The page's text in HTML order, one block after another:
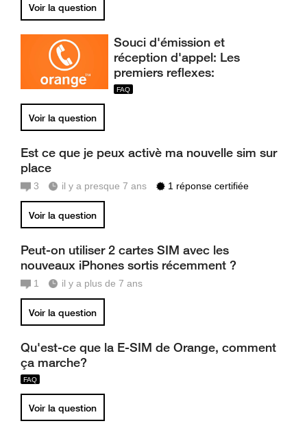
Voir la question
Souci d'émission et
réception d'appel: Les
premiers reflexes:
Voir la question
Est ce que je peux activè ma nouvelle sim sur
place
3 il y a presque 7 ans 1 réponse certifiée
Voir la question
Peut-on utiliser 2 cartes SIM avec les
nouveaux iPhones sortis récemment ?
1 il y a plus de 7 ans
Voir la question
Qu'est-ce que la E-SIM de Orange, comment
ça marche?
Voir la question